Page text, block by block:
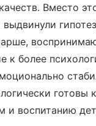
Вместо
к более
готовы
и воспитанию